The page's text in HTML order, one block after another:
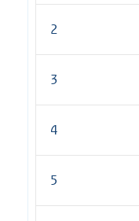
2
3
4
5